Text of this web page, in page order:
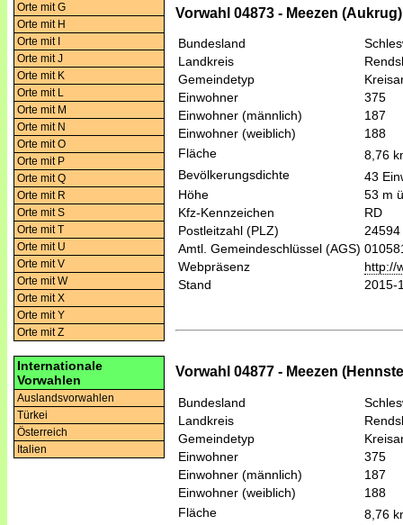
Orte mit G
Orte mit H
Orte mit I
Orte mit J
Orte mit K
Orte mit L
Orte mit M
Orte mit N
Orte mit O
Orte mit P
Orte mit Q
Orte mit R
Orte mit S
Orte mit T
Orte mit U
Orte mit V
Orte mit W
Orte mit X
Orte mit Y
Orte mit Z
Internationale
Vorwahlen
Auslandsvorwahlen
Türkei
Österreich
Italien
Vorwahl 04873 - Meezen (Aukrug)
Bundesland
Landkreis
Gemeindetyp
Einwohner
375
Einwohner (männlich)
187
Einwohner (weiblich)
188
Fläche
8,76
Bevölkerungsdichte
43
Höhe
53 m
Kfz-Kennzeichen
RD
Postleitzahl (PLZ)
24594
Amtl. Gemeindeschlüssel (AGS)
Webpräsenz
http://
Stand
2015-
Vorwahl 04877 - Meezen
Bundesland
Landkreis
Gemeindetyp
Einwohner
375
Einwohner (männlich)
187
Einwohner (weiblich)
188
Fläche
8,76